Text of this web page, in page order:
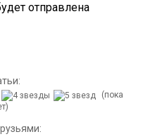
отправлена
(пока